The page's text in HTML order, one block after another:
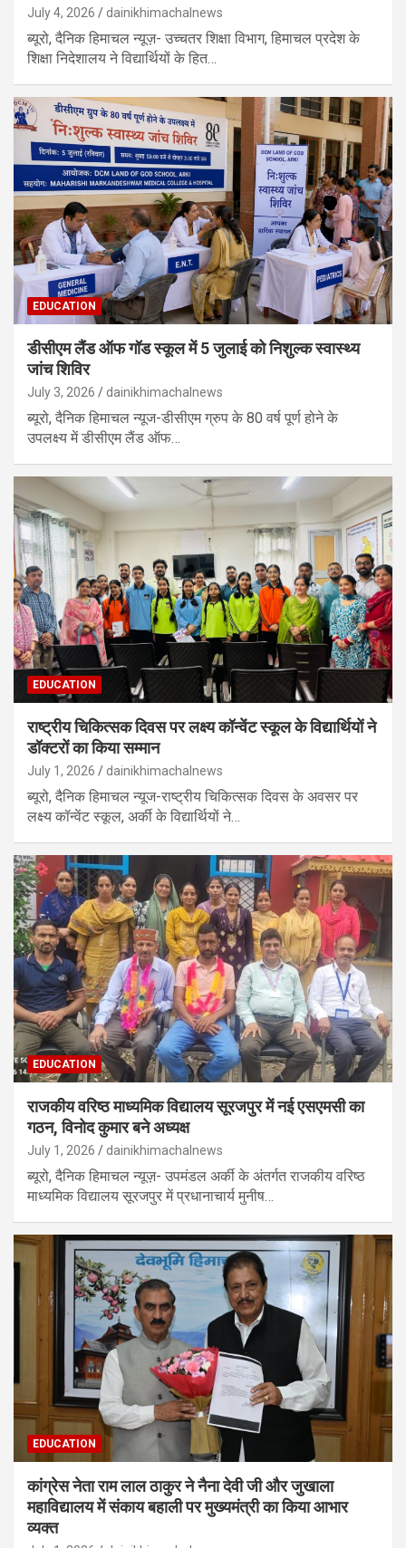
July 4, 2026 dainikhimachalnews
ब्यूरो, दैनिक हिमाचल न्यूज़- उच्चतर शिक्षा विभाग, हिमाचल प्रदेश के
शिक्षा निदेशालय ने विद्यार्थियों के हित…
EDUCATION
डीसीएम लैंड ऑफ गॉड स्कूल में 5 जुलाई को निशुल्क स्वास्थ्य
जांच शिविर
July 3, 2026 dainikhimachalnews
ब्यूरो, दैनिक हिमाचल न्यूज-डीसीएम ग्रुप के 80 वर्ष पूर्ण होने के
उपलक्ष्य में डीसीएम लैंड ऑफ…
EDUCATION
राष्ट्रीय चिकित्सक दिवस पर लक्ष्य कॉन्वेंट स्कूल के विद्यार्थियों ने
डॉक्टरों का किया सम्मान
July 1, 2026 dainikhimachalnews
ब्यूरो, दैनिक हिमाचल न्यूज-राष्ट्रीय चिकित्सक दिवस के अवसर पर
लक्ष्य कॉन्वेंट स्कूल, अर्की के विद्यार्थियों ने…
EDUCATION
राजकीय वरिष्ठ माध्यमिक विद्यालय सूरजपुर में नई एसएमसी का
गठन, विनोद कुमार बने अध्यक्ष
July 1, 2026 dainikhimachalnews
ब्यूरो, दैनिक हिमाचल न्यूज़- उपमंडल अर्की के अंतर्गत राजकीय वरिष्ठ
माध्यमिक विद्यालय सूरजपुर में प्रधानाचार्य मुनीष…
EDUCATION
कांग्रेस नेता राम लाल ठाकुर ने नैना देवी जी और जुखाला
महाविद्यालय में संकाय बहाली पर मुख्यमंत्री का किया आभार
व्यक्त